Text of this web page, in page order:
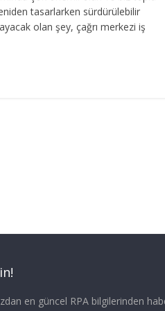
tasarlarken sürdürülebilir
olan şey, çağrı merkezi iş
en güncel RPA bilgilerinden